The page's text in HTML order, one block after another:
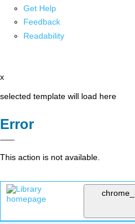
Get Help
Feedback
Readability
x
selected template will load here
Error
This action is not available.